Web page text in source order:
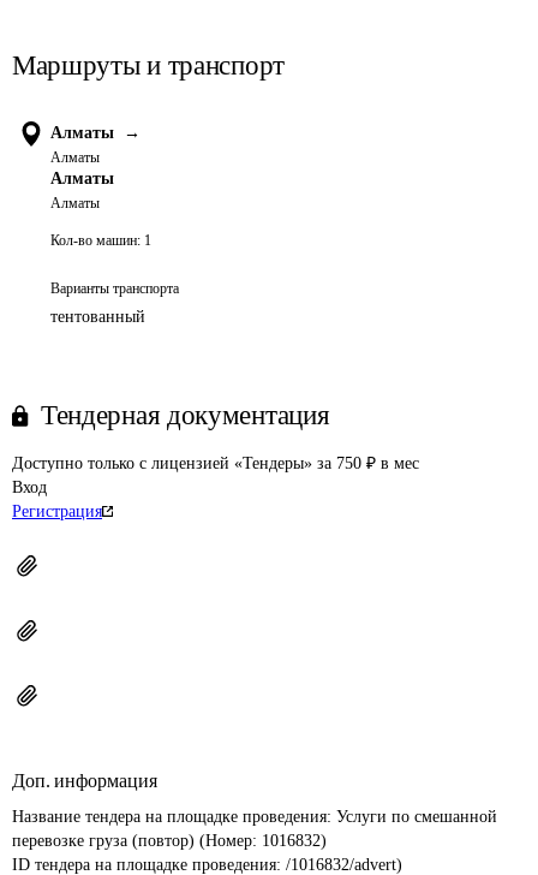
Маршруты и транспорт
Алматы →
Алматы
Алматы
Алматы
Кол-во машин: 1
Варианты транспорта
тентованный
Тендерная документация
Доступно только с лицензией «Тендеры» за 750 ₽ в мес
Вход
Регистрация
Доп. информация
Название тендера на площадке проведения: Услуги по смешанной
перевозке груза (повтор) (Номер: 1016832)
ID тендера на площадке проведения: /1016832/advert)